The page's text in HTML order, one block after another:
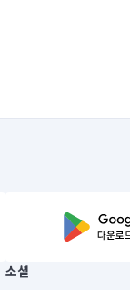
소셜